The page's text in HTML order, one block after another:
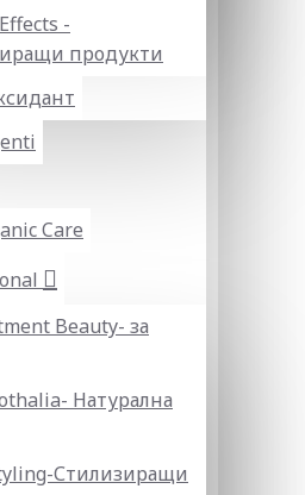
-
продукти
Care
Beauty- за
Натурална
Стилизиращи